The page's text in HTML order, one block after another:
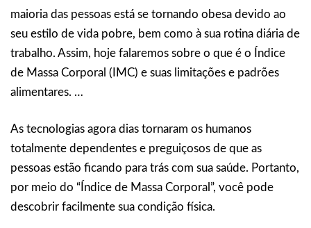
maioria das pessoas está se tornando obesa devido ao
seu estilo de vida pobre, bem como à sua rotina diária de
trabalho. Assim, hoje falaremos sobre o que é o Índice
de Massa Corporal (IMC) e suas limitações e padrões
alimentares. …
As tecnologias agora dias tornaram os humanos
totalmente dependentes e preguiçosos de que as
pessoas estão ficando para trás com sua saúde. Portanto,
por meio do “Índice de Massa Corporal”, você pode
descobrir facilmente sua condição física.